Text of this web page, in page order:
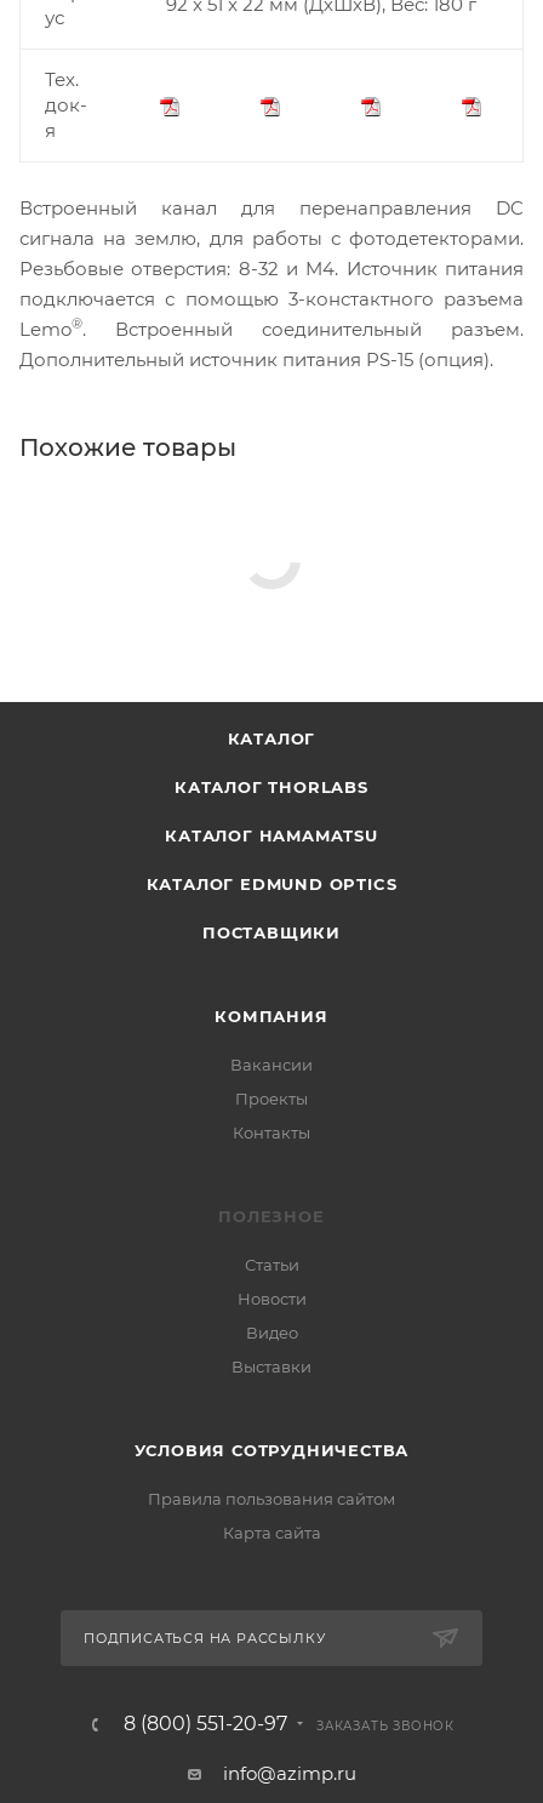
ус
Тех.
док-
я
Встроенный канал для перенаправления DC
сигнала на землю, для работы с фотодетекторами.
Резьбовые отверстия: 8-32 и M4. Источник питания
подключается с помощью 3-констактного разъема
Lemo®. Встроенный соединительный разъем.
Дополнительный источник питания PS-15 (опция).
Похожие товары
КАТАЛОГ
КАТАЛОГ THORLABS
КАТАЛОГ HAMAMATSU
КАТАЛОГ EDMUND OPTICS
ПОСТАВЩИКИ
КОМПАНИЯ
Вакансии
Проекты
Контакты
ПОЛЕЗНОЕ
Статьи
Новости
Видео
Выставки
УСЛОВИЯ СОТРУДНИЧЕСТВА
Правила пользования сайтом
Карта сайта
ПОДПИСАТЬСЯ НА РАССЫЛКУ
8 (800) 551-20-97 ЗАКАЗАТЬ ЗВОНОК
info@azimp.ru